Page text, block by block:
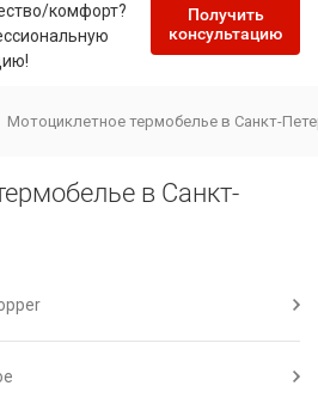
комфорт?
Получить
консультацию
Мотоциклетное термобелье в Санкт-
в Санкт-